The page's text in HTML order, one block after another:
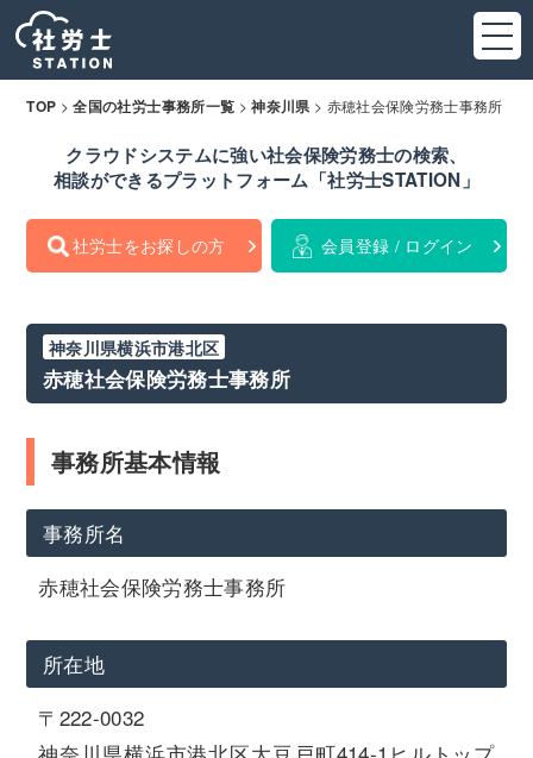
TOP >全国の社労士事務所一覧 >神奈川県 > 赤穂社会保険労務士事務所
クラウドシステムに強い社会保険労務士の検索、
相談ができるプラットフォーム「社労士STATION」
社労士をお探しの方 会員登録 / ログイン
神奈川県横浜市港北区
赤穂社会保険労務士事務所
事務所基本情報
事務所名
赤穂社会保険労務士事務所
所在地
〒222-0032